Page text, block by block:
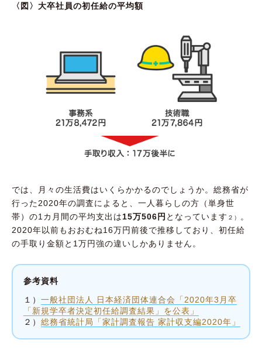
〈図〉大卒社員の初任給の平均額
では、月々の生活費はいくらかかるのでしょうか。総務省が
行った2020年の調査によると、一人暮らしの方（単身世
帯）の1カ月間の平均支出は15万506円 となっています ２）
。
2020年以前もおおむね16万円前後で推移しており、初任給
の手取り金額と1万円強の違いしかありません。
参考資料
１） 一般社団法人 日本経済団体連合会「2020年3月卒
「新規学卒者決定初任給調査結果」を公表」
２） 総務省統計局「家計調査報告 家計収支編2020年」